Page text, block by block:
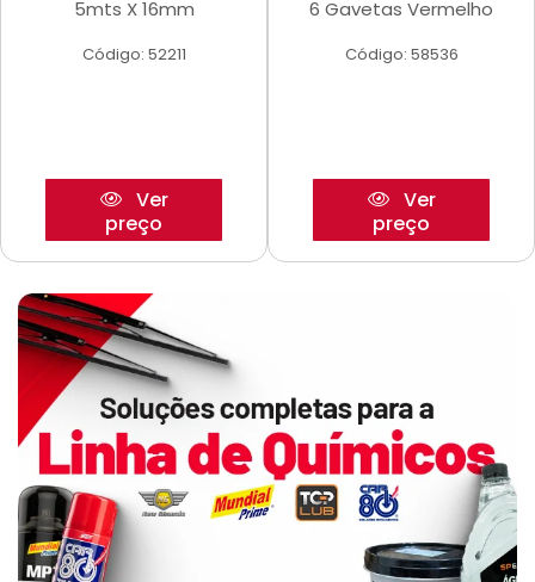
5mts X 16mm
Código: 52211
Ver
preço
6 Gavetas Vermelho
Código: 58536
Ver
preço